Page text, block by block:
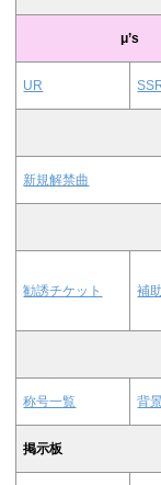
μ’s
UR
新規解禁曲
勧誘チケット 補
称号一覧 背
掲示板